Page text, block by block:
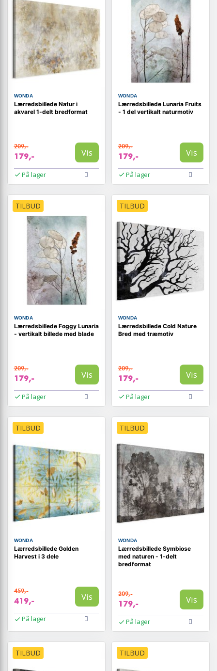
WONDA
Lærredsbillede Natur i
akvarel 1-delt bredformat
209,-
179,- Vis
På lager
WONDA
Lærredsbillede Lunaria Fruits
- 1 del vertikalt naturmotiv
209,-
179,- Vis
På lager
TILBUD
WONDA
Lærredsbillede Foggy Lunaria
- vertikalt billede med blade
209,-
179,- Vis
På lager
TILBUD
WONDA
Lærredsbillede Cold Nature
Bred med træmotiv
209,-
179,- Vis
På lager
TILBUD
WONDA
Lærredsbillede Golden
Harvest i 3 dele
459,-
419,- Vis
På lager
TILBUD
WONDA
Lærredsbillede Symbiose
med naturen - 1-delt
bredformat
209,-
179,- Vis
På lager
TILBUD TILBUD